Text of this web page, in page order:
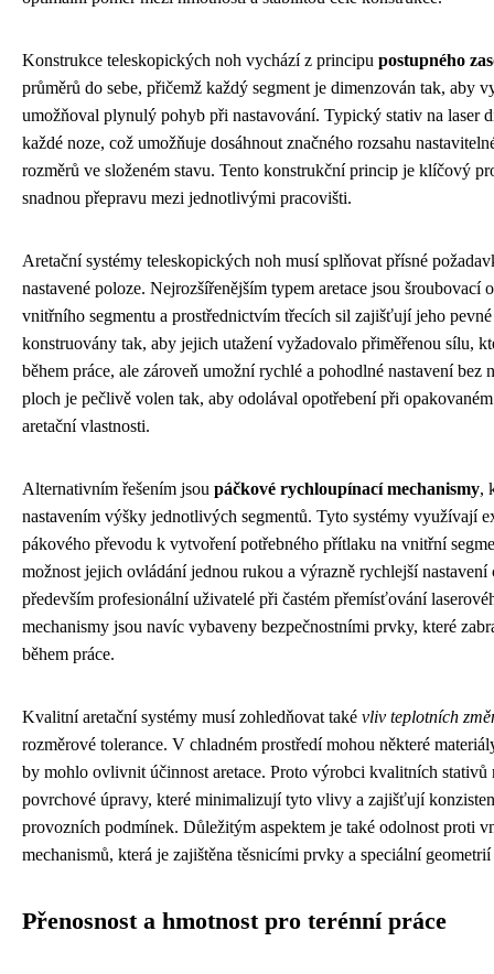
Konstrukce teleskopických noh vychází z principu postupného
průměrů do sebe, přičemž každý segment je dimenzován tak, aby
umožňoval plynulý pohyb při nastavování. Typický stativ na laser
každé noze, což umožňuje dosáhnout značného rozsahu
rozměrů ve složeném stavu. Tento konstrukční princip je klíčový
snadnou přepravu mezi jednotlivými pracovišti.
Aretační systémy teleskopických noh musí splňovat přísné
nastavené poloze. Nejrozšířenějším typem aretace jsou
vnitřního segmentu a prostřednictvím třecích sil zajišťují jeho
konstruovány tak, aby jejich utažení vyžadovalo přiměřenou sílu,
během práce, ale zároveň umožní rychlé a pohodlné nastavení
ploch je pečlivě volen tak, aby odolával opotřebení při
aretační vlastnosti.
Alternativním řešením jsou páčkové rychloupínací mechanismy,
nastavením výšky jednotlivých segmentů. Tyto systémy využívají
pákového převodu k vytvoření potřebného přítlaku na vnitřní
možnost jejich ovládání jednou rukou a výrazně rychlejší
především profesionální uživatelé při častém přemísťování
mechanismy jsou navíc vybaveny bezpečnostními prvky, které
během práce.
Kvalitní aretační systémy musí zohledňovat také vliv teplotních
rozměrové tolerance. V chladném prostředí mohou některé
by mohlo ovlivnit účinnost aretace. Proto výrobci kvalitních stativů
povrchové úpravy, které minimalizují tyto vlivy a zajišťují
provozních podmínek. Důležitým aspektem je také odolnost proti
mechanismů, která je zajištěna těsnicími prvky a speciální
Přenosnost a hmotnost pro terénní práce